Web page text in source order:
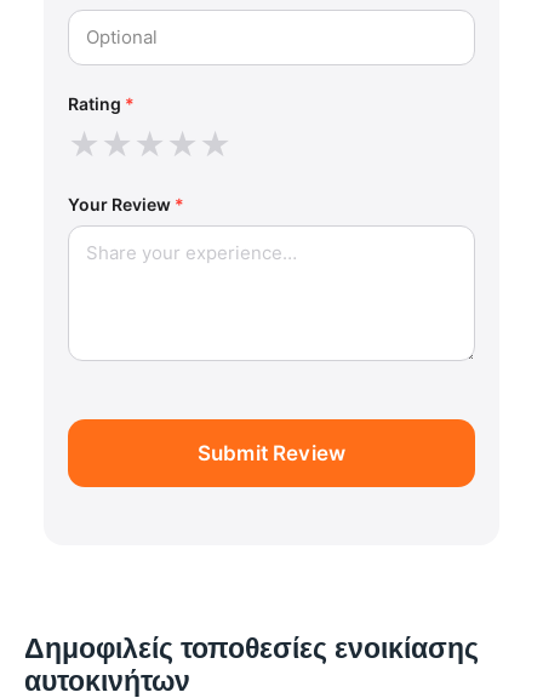
Rating *
★★★★★
Your Review *
Submit Review
Δημοφιλείς τοποθεσίες ενοικίασης
αυτοκινήτων